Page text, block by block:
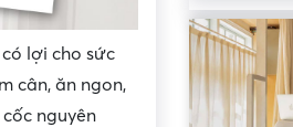
lợi cho sức
cân, ăn ngon,
nguyên